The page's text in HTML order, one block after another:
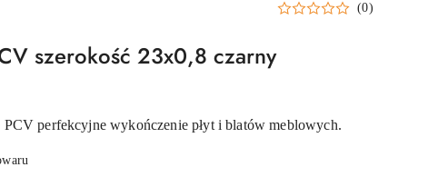
(0)
szerokość 23x0,8 czarny
PCV perfekcyjne wykończenie płyt i blatów meblowych.